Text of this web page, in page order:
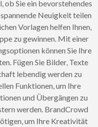
ob Sie ein bevorstehendes
Neuigkeit teilen
Vorlagen helfen Ihnen,
zu gewinnen. Mit einer
können Sie Ihre
Fügen Sie Bilder, Texte
lebendig werden zu
Funktionen, um Ihre
und Übergängen zu
werden. BrandCrowd
um Ihre Kreativität